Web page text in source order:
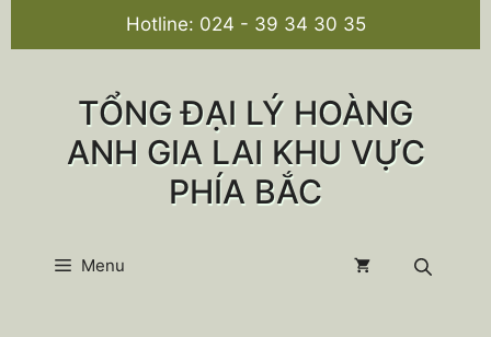
Hotline: 024 - 39 34 30 35
TỔNG ĐẠI LÝ HOÀNG
ANH GIA LAI KHU VỰC
PHÍA BẮC
Menu